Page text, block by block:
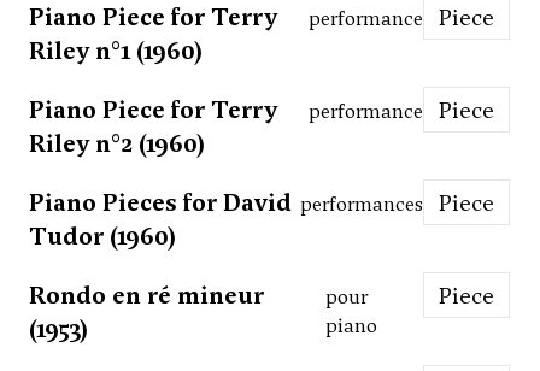
Piano Piece for Terry
Riley n°1 (1960)
performance Piece
Piano Piece for Terry
Riley n°2 (1960)
performance Piece
Piano Pieces for David
Tudor (1960)
performances Piece
Rondo en ré mineur
(1953)
pour
piano
Piece